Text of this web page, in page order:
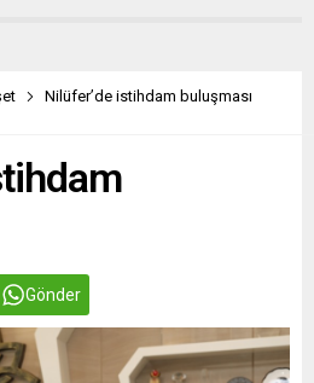
Nilüfer’de istihdam buluşması
Gönder